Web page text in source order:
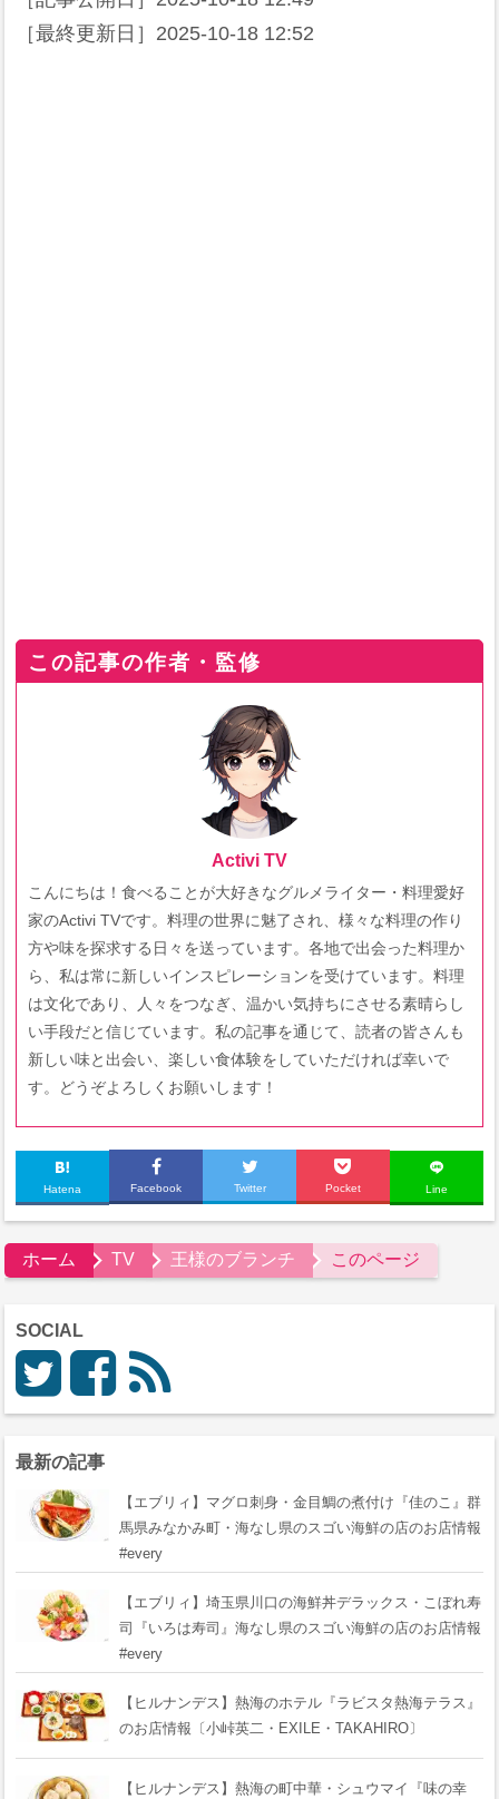
［最終更新日］ 2025-10-18 12:52
この記事の作者・監修
Activi TV
こんにちは！食べることが大好きなグルメライター・料理愛好
家のActivi TVです。料理の世界に魅了され、様々な料理の作り
方や味を探求する日々を送っています。各地で出会った料理か
ら、私は常に新しいインスピレーションを受けています。料理
は文化であり、人々をつなぎ、温かい気持ちにさせる素晴らし
い手段だと信じています。私の記事を通じて、読者の皆さんも
新しい味と出会い、楽しい食体験をしていただければ幸いで
す。どうぞよろしくお願いします！
Hatena Facebook Twitter Pocket Line
ホーム TV 王様のブランチ このページ
SOCIAL
最新の記事
【エブリィ】マグロ刺身・金目鯛の煮付け『佳のこ』群
馬県みなかみ町・海なし県のスゴい海鮮の店のお店情報
#every
【エブリィ】埼玉県川口の海鮮丼デラックス・こぼれ寿
司『いろは寿司』海なし県のスゴい海鮮の店のお店情報
#every
【ヒルナンデス】熱海のホテル『ラビスタ熱海テラス』
のお店情報〔小峠英二・EXILE・TAKAHIRO〕
【ヒルナンデス】熱海の町中華・シュウマイ『味の幸